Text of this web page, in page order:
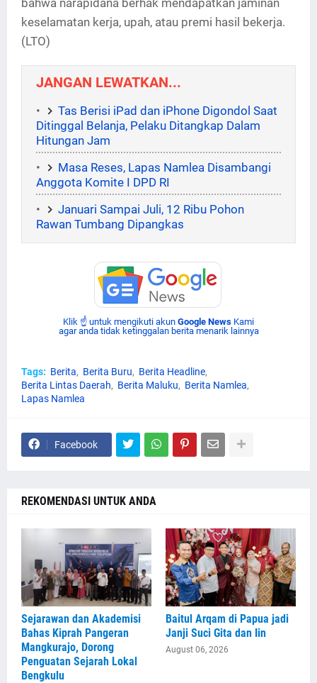
keselamatan kerja, upah, atau premi hasil bekerja.
(LTO)
JANGAN LEWATKAN...
Tas Berisi iPad dan iPhone Digondol Saat
Ditinggal Belanja, Pelaku Ditangkap Dalam
Hitungan Jam
Masa Reses, Lapas Namlea Disambangi
Anggota Komite I DPD RI
Januari Sampai Juli, 12 Ribu Pohon
Rawan Tumbang Dipangkas
Klik ☝ untuk mengikuti akun Google News Kami
agar anda tidak ketinggalan berita menarik lainnya
Tags: Berita Berita Buru
Berita Headline
Berita Lintas Daerah
Berita Maluku
Berita Namlea
Lapas Namlea
Facebook
REKOMENDASI UNTUK ANDA
Sejarawan dan Akademisi
Bahas Kiprah Pangeran
Mangkurajo, Dorong
Penguatan Sejarah Lokal
Bengkulu
Baitul Arqam di Papua jadi
Janji Suci Gita dan Iin
August 06, 2026